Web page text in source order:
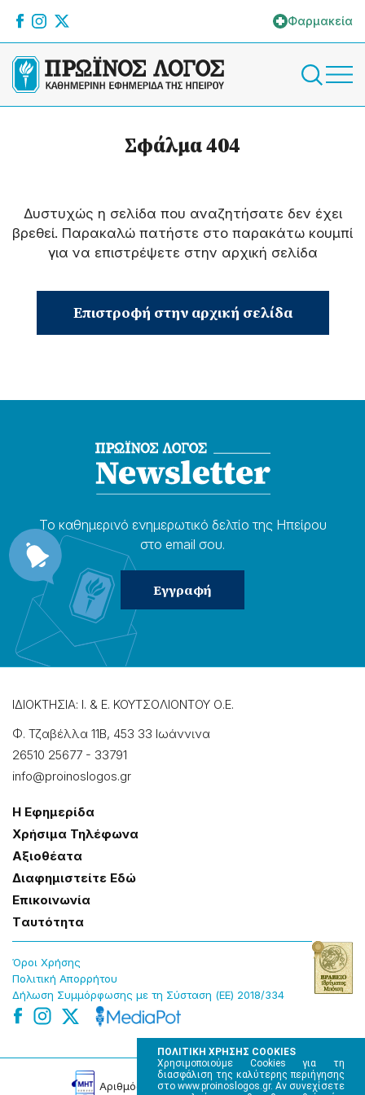
ΠΟΛΙΤΙΚΗ ΧΡΗΣΗΣ COOKIES
Χρησιμοποιούμε Cookies για τη
διασφάλιση της καλύτερης περιήγησης
στο www.proinoslogos.gr. Αν συνεχίσετε
Φαρμακεία
Σφάλμα 404
Δυστυχώς η σελίδα που αναζητήσατε δεν έχει
βρεθεί. Παρακαλώ πατήστε στο παρακάτω κουμπί
για να επιστρέψετε στην αρχική σελίδα
Επιστροφή στην αρχική σελίδα
Το καθημερɩνό ενημερωτɩκό δελτίο της Ηπείρου
στο email σου.
ΙΔΙΟΚΤΗΣΙΑ: Ι. & Ε. ΚΟΥΤΣΟΛΙΟΝΤΟΥ Ο.Ε.
Φ. Τζαβέλλα 11Β, 453 33 Ιωάννɩνα
26510 25677 - 33791
info@proinoslogos.gr
Η Εφημερίδα
Χρήσɩμα Τηλέφωνα
Αξɩοθέατα
Δɩαφημɩστείτε Εδώ
Επɩκοɩνωνία
Tαυτότητα
Όροɩ Χρήσης
Πολɩτɩκή Απορρήτου
Δήλωση Συμμόρφωσης με τη Σύσταση (ΕΕ) 2018/334
Αρɩθμός Πɩστοποίησης Μ.Η.Τ. 220242